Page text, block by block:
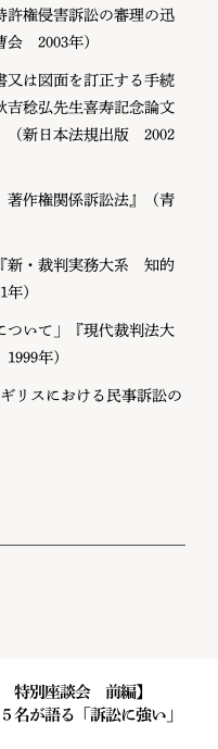
許権侵害訴訟の審理の迅
会 2003年）
又は図面を訂正する手続
吉稔弘先生喜寿記念論文
新日本法規出版 2002
著作権関係訴訟法』（青
新・裁判実務大系 知的
）
ついて」『現代裁判法大
年）
リスにおける民事訴訟の
特別座談会 前編】
名が語る「訴訟に強い」